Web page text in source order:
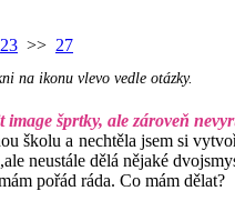
23 >> 27
na ikonu vlevo vedle otázky.
image šprtky, ale zároveň
školu a nechtěla jsem si
neustále dělá nějaké
pořád ráda. Co mám dělat?